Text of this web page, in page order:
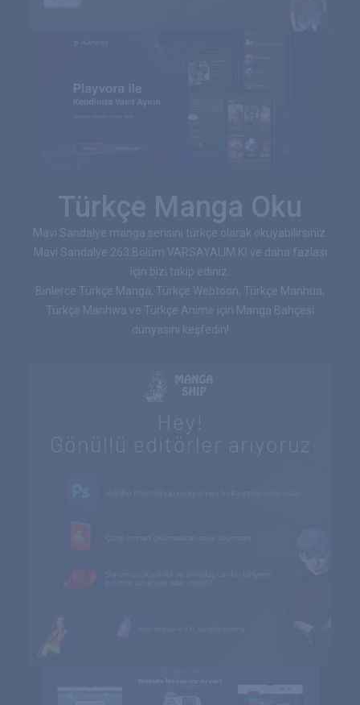
Türkçe Manga Oku
Mavi Sandalye manga serisini türkçe olarak okuyabilirsiniz.
Mavi Sandalye 263.Bölüm VARSAYALIM Kİ ve daha fazlası
için bizi takip ediniz.
Binlerce Türkçe Manga, Türkçe Webtoon, Türkçe Manhua,
Türkçe Manhwa ve Türkçe Anime için Manga Bahçesi
dünyasını keşfedin!